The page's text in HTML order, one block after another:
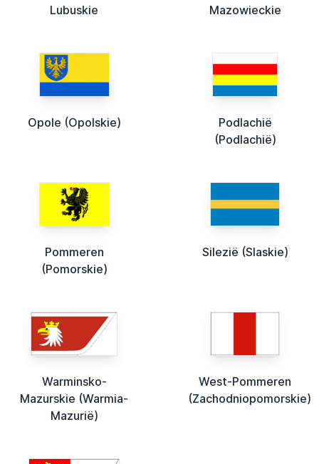
Lubuskie Mazowieckie
Opole (Opolskie)
Podlachië
(Podlachië)
Pommeren
(Pomorskie)
Silezië (Slaskie)
Warminsko-
Mazurskie (Warmia-
Mazurië)
West-Pommeren
(Zachodniopomorskie)